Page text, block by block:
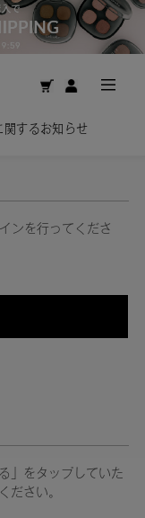
関するお知らせ
ンを行ってくださ
」をタップしていた
ださい。